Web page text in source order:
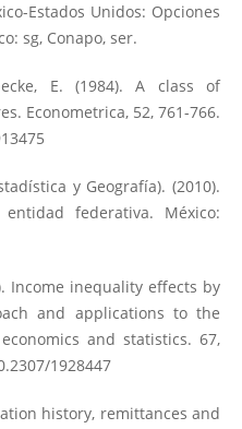
Estados Unidos: Opciones
sg, Conapo, ser.
E. (1984). A class of
Econometrica, 52, 761-766.
y Geografía). (2010).
federativa. México:
Income inequality effects by
and applications to the
and statistics. 67,
1928447
history, remittances and